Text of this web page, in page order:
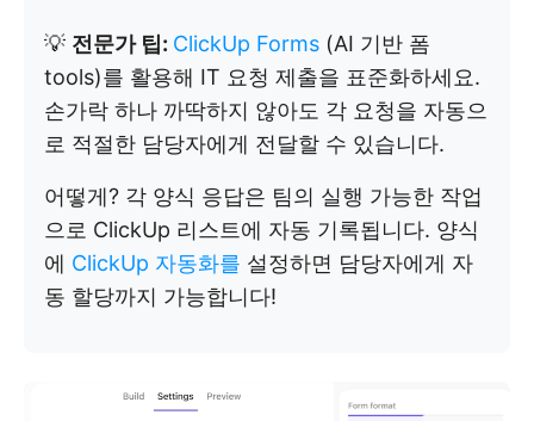
💡 전문가 팁: ClickUp Forms (AI 기반 폼
tools)를 활용해 IT 요청 제출을 표준화하세요.
손가락 하나 까딱하지 않아도 각 요청을 자동으
로 적절한 담당자에게 전달할 수 있습니다.
어떻게? 각 양식 응답은 팀의 실행 가능한 작업
으로 ClickUp 리스트에 자동 기록됩니다. 양식
에 ClickUp 자동화를 설정하면 담당자에게 자
동 할당까지 가능합니다!